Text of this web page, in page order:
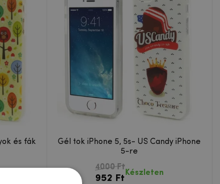
és fák
Gél tok iPhone 5, 5s- US Candy iPhone
5-re
4000 Ft
952 Ft
Készleten